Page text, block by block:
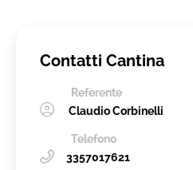
Contatti Cantina
Referente
Claudio Corbinelli
Telefono
3357017621